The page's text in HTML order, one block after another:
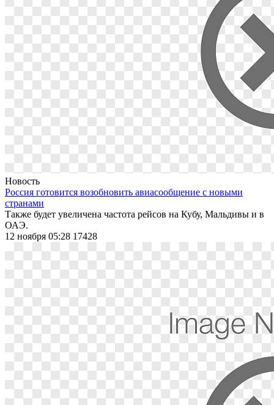
Новость
Россия готовится возобновить авиасообщение с новыми
странами
Также будет увеличена частота рейсов на Кубу, Мальдивы и в
ОАЭ.
12 ноября 05:28 17428